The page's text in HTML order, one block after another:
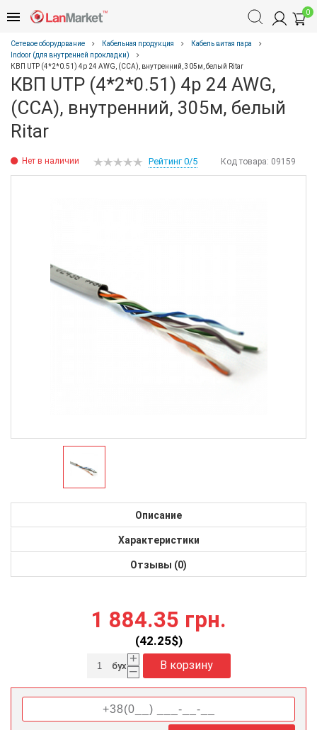
0
Сетевое оборудование Кабельная продукция
Кабель витая пара
Indoor (для внутренней прокладки)
КВП UTP (4*2*0.51) 4p 24 AWG, (CCA), внутренний, 305м, белый Ritar
КВП UTP (4*2*0.51) 4p 24 AWG,
(CCA), внутренний, 305м, белый
Ritar
Нет в наличии Код товара: 09159
Рейтинг 0/5
Описание
Характеристики
Отзывы (0)
1 884.35 грн.
(42.25$)
+
–
В корзину
бух